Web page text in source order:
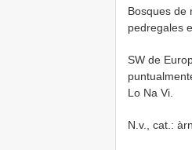
Bosques de
pedregales
SW de
Lo Na Vi.
N.v., cat.: